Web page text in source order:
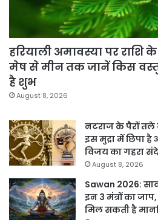
हरियाली अमावस्या पर राशि
मेष से मीन तक जानें किस वस्तु
है शुभ
August 8, 2026
नटराज के पैरों तले
इस मुद्रा में छिपा
विजय का गहरा
August 8, 2026
Sawan 2026:
इन 3 मंत्रों का
मिल सकती है